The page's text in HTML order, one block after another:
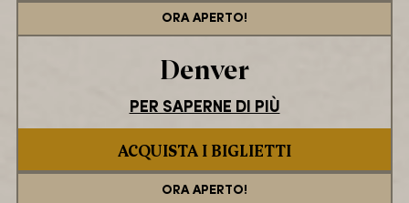
ORA APERTO!
Denver
PER SAPERNE DI PIÙ
ACQUISTA I BIGLIETTI
ORA APERTO!